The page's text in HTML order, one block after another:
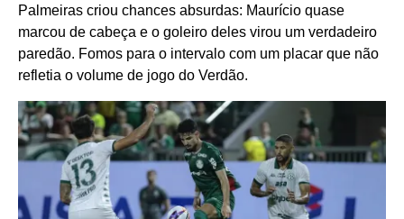
Palmeiras criou chances absurdas: Maurício quase
marcou de cabeça e o goleiro deles virou um verdadeiro
paredão. Fomos para o intervalo com um placar que não
refletia o volume de jogo do Verdão.